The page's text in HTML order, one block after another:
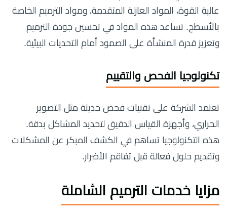
عالية القوة، المواد العازلة المتقدمة، ومواد الترميم الخاصة
بالأسطح. تساعد هذه المواد في تحسين جودة الترميم
وتعزيز قدرة المنشأة على الصمود أمام التحديات البيئية.
تكنولوجيا الفحص والتقييم
تعتمد الشركة على تقنيات فحص حديثة مثل التصوير
الحراري، وأجهزة القياس الدقيق لتحديد المشاكل بدقة.
هذه التكنولوجيا تساهم في الكشف المبكر عن المشكلات
وتقديم حلول فعالة قبل تفاقم الأضرار.
مزايا خدمات الترميم الشاملة